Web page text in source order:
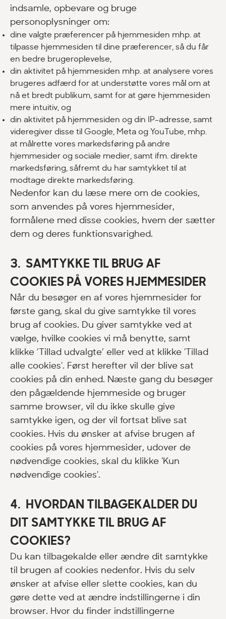
indsamle, opbevare og bruge
personoplysninger om:
dine valgte præferencer på hjemmesiden mhp. at
tilpasse hjemmesiden til dine præferencer, så du får
en bedre brugeroplevelse,
din aktivitet på hjemmesiden mhp. at analysere vores
brugeres adfærd for at understøtte vores mål om at
nå et bredt publikum, samt for at gøre hjemmesiden
mere intuitiv, og
din aktivitet på hjemmesiden og din IP-adresse, samt
videregiver disse til Google, Meta og YouTube, mhp.
at målrette vores markedsføring på andre
hjemmesider og sociale medier, samt ifm. direkte
markedsføring, såfremt du har samtykket til at
modtage direkte markedsføring.
Nedenfor kan du læse mere om de cookies,
som anvendes på vores hjemmesider,
formålene med disse cookies, hvem der sætter
dem og deres funktionsvarighed.
3. SAMTYKKE TIL BRUG AF
COOKIES PÅ VORES HJEMMESIDER
Når du besøger en af vores hjemmesider for
første gang, skal du give samtykke til vores
brug af cookies. Du giver samtykke ved at
vælge, hvilke cookies vi må benytte, samt
klikke ’Tillad udvalgte’ eller ved at klikke 'Tillad
alle cookies'. Først herefter vil der blive sat
cookies på din enhed. Næste gang du besøger
den pågældende hjemmeside og bruger
samme browser, vil du ikke skulle give
samtykke igen, og der vil fortsat blive sat
cookies. Hvis du ønsker at afvise brugen af
cookies på vores hjemmesider, udover de
nødvendige cookies, skal du klikke 'Kun
nødvendige cookies'.
4. HVORDAN TILBAGEKALDER DU
DIT SAMTYKKE TIL BRUG AF
COOKIES?
Du kan tilbagekalde eller ændre dit samtykke
til brugen af cookies nedenfor. Hvis du selv
ønsker at afvise eller slette cookies, kan du
gøre dette ved at ændre indstillingerne i din
browser. Hvor du finder indstillingerne